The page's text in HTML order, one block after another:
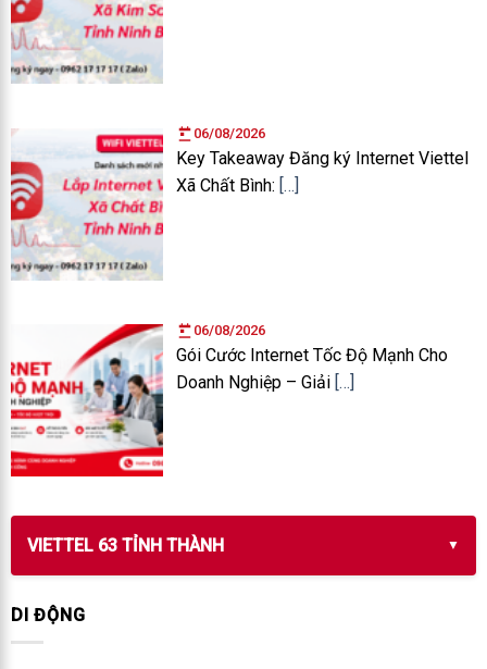
06/08/2026
Key Takeaway Đăng ký Internet Viettel
Xã Chất Bình: […]
06/08/2026
Gói Cước Internet Tốc Độ Mạnh Cho
Doanh Nghiệp – Giải […]
VIETTEL 63 TỈNH THÀNH
DI ĐỘNG